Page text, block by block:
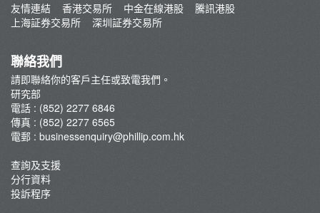
交易員評論
友情連結
香港交易所 中金在線港股
騰訊港股
上海証券交易所
深圳証券交易所
聯絡我們
請即聯絡你的客戶主任或致電我們。
研究部
電話 : (852) 2277 6846
傳真 : (852) 2277 6565
電郵 : businessenquiry@phillip.com.hk
查詢及支援
分行資料
投訴程序